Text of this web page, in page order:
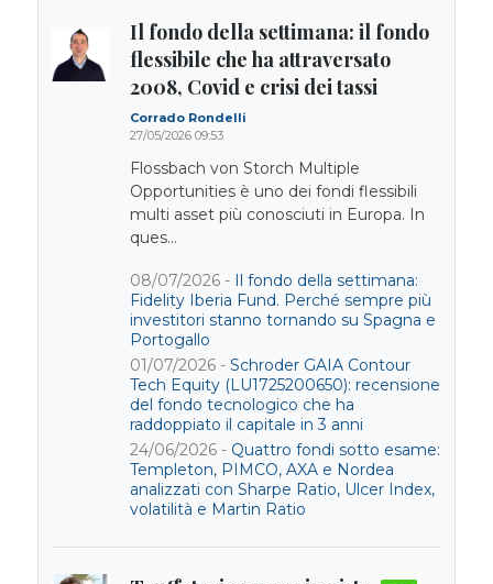
Il fondo della settimana: il fondo
flessibile che ha attraversato
2008, Covid e crisi dei tassi
Corrado Rondelli
27/05/2026 09:53
Flossbach von Storch Multiple
Opportunities è uno dei fondi flessibili
multi asset più conosciuti in Europa. In
ques...
08/07/2026 - Il fondo della settimana:
Fidelity Iberia Fund. Perché sempre più
investitori stanno tornando su Spagna e
Portogallo
01/07/2026 - Schroder GAIA Contour
Tech Equity (LU1725200650): recensione
del fondo tecnologico che ha
raddoppiato il capitale in 3 anni
24/06/2026 - Quattro fondi sotto esame:
Templeton, PIMCO, AXA e Nordea
analizzati con Sharpe Ratio, Ulcer Index,
volatilità e Martin Ratio